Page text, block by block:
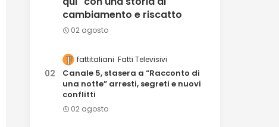
cambiamento e riscatto
02 agosto
fattitaliani Fatti Televisivi
Canale 5, stasera a “Racconto di
una notte” arresti, segreti e nuovi
conflitti
02 agosto